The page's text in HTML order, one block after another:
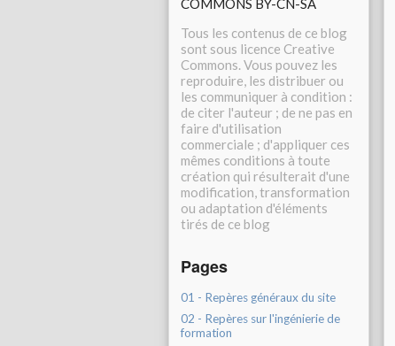
COMMONS BY-CN-SA
Tous les contenus de ce blog
sont sous licence Creative
Commons. Vous pouvez les
reproduire, les distribuer ou
les communiquer à condition :
de citer l'auteur ; de ne pas en
faire d'utilisation
commerciale ; d'appliquer ces
mêmes conditions à toute
création qui résulterait d'une
modification, transformation
ou adaptation d'éléments
tirés de ce blog
Pages
01 - Repères généraux du site
02 - Repères sur l'ingénierie de
formation